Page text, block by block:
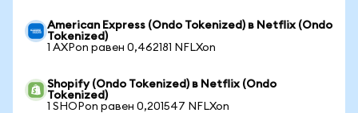
American Express (Ondo Tokenized) в Netflix (Ondo
Tokenized)
1 AXPon равен 0,462181 NFLXon
Shopify (Ondo Tokenized) в Netflix (Ondo
Tokenized)
1 SHOPon равен 0,201547 NFLXon